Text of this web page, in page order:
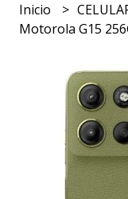
Inicio
Motorola G15